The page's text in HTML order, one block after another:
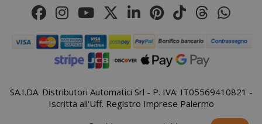
SA.I.DA. Distributori Automatici Srl - P. IVA: IT05569410821 -
Iscritta all'Uff. Registro Imprese Palermo
.doubleclick.net